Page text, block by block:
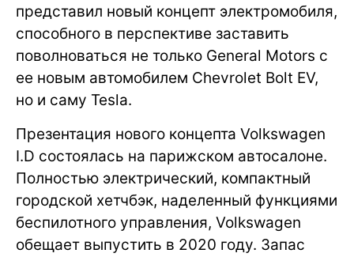
представил новый концепт электромобиля,
способного в перспективе заставить
поволноваться не только General Motors с
ее новым автомобилем Chevrolet Bolt EV,
но и саму Tesla.
Презентация нового концепта Volkswagen
I.D состоялась на парижском автосалоне.
Полностью электрический, компактный
городской хетчбэк, наделенный функциями
беспилотного управления, Volkswagen
обещает выпустить в 2020 году. Запас